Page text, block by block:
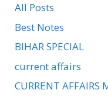
All Posts
Best Notes
BIHAR SPECIAL
current affairs
CURRENT AFFAIRS